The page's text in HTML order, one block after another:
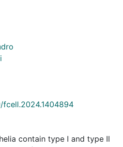
contain type I and type II